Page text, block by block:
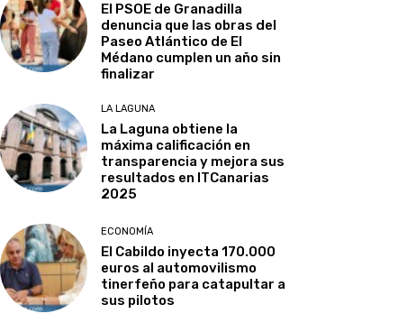
El PSOE de Granadilla
denuncia que las obras del
Paseo Atlántico de El
Médano cumplen un año sin
finalizar
LA LAGUNA
La Laguna obtiene la
máxima calificación en
transparencia y mejora sus
resultados en ITCanarias
2025
ECONOMÍA
El Cabildo inyecta 170.000
euros al automovilismo
tinerfeño para catapultar a
sus pilotos